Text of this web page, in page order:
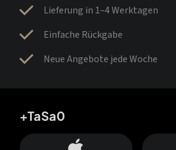
Lieferung in 1–4 Werktagen
Einfache Rückgabe
Neue Angebote jede Woche
+TaSa0